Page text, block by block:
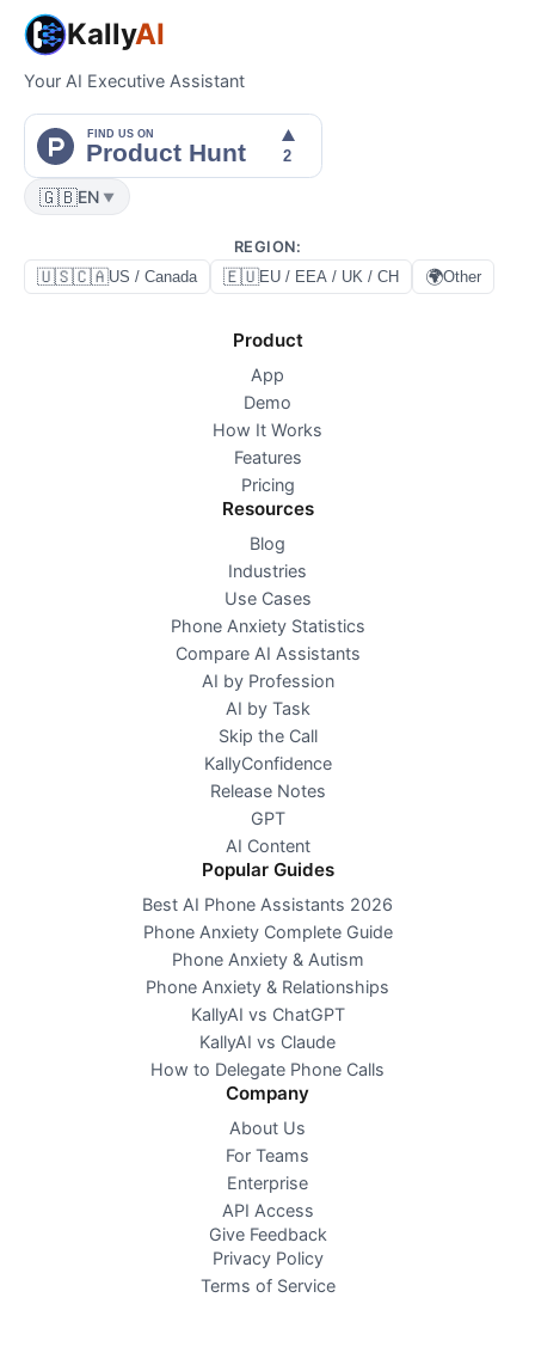
KallyAI
Your AI Executive Assistant
🇬🇧EN ▼
REGION:
🇺🇸🇨🇦US / Canada 🇪🇺EU / EEA / UK / CH 🌍Other
Product
App
Demo
How It Works
Features
Pricing
Resources
Blog
Industries
Use Cases
Phone Anxiety Statistics
Compare AI Assistants
AI by Profession
AI by Task
Skip the Call
KallyConfidence
Release Notes
GPT
AI Content
Popular Guides
Best AI Phone Assistants 2026
Phone Anxiety Complete Guide
Phone Anxiety & Autism
Phone Anxiety & Relationships
KallyAI vs ChatGPT
KallyAI vs Claude
How to Delegate Phone Calls
Company
About Us
For Teams
Enterprise
API Access
Give Feedback
Privacy Policy
Terms of Service